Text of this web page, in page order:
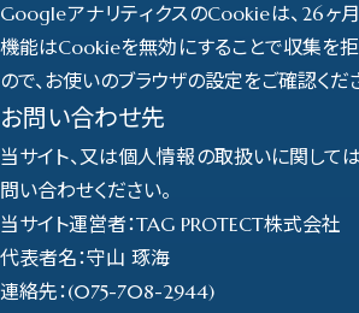
GoogleアナリティクスのCookieは、26ヶ
機能はCookieを無効にすることで収集を
ので、お使いのブラウザの設定をご確認くだ
お問い合わせ先
当サイト、又は個人情報の取扱いに関して
問い合わせください。
当サイト運営者：TAG PROTECT株式会社
代表者名：守山 琢海
連絡先：(075-708-2944)